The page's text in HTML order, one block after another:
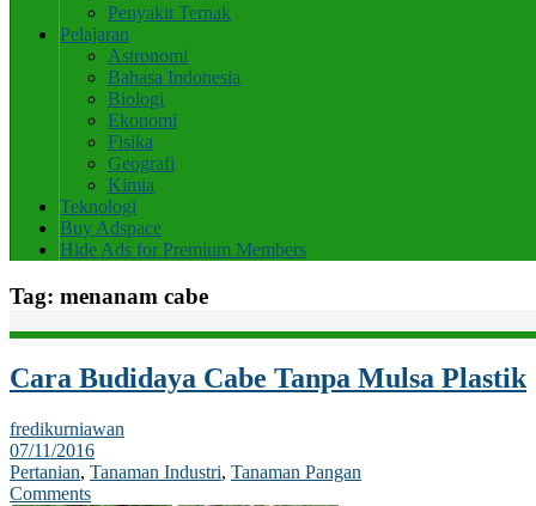
Penyakit Ternak
Pelajaran
Astronomi
Bahasa Indonesia
Biologi
Ekonomi
Fisika
Geografi
Kimia
Teknologi
Buy Adspace
Hide Ads for Premium Members
Tag: menanam cabe
Cara Budidaya Cabe Tanpa Mulsa Plastik
fredikurniawan
07/11/2016
Pertanian, Tanaman Industri, Tanaman Pangan
Comments